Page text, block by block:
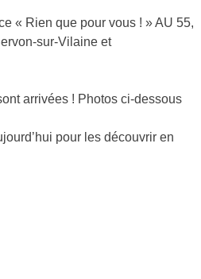
« Rien que pour vous ! » AU 55,
sur-Vilaine et
arrivées ! Photos ci-dessous
pour les découvrir en